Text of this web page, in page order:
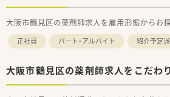
大阪市鶴見区の薬剤師求人を雇用形態からお
正社員 パート・アルバイト 紹介予定
大阪市鶴見区の薬剤師求人をこだわ